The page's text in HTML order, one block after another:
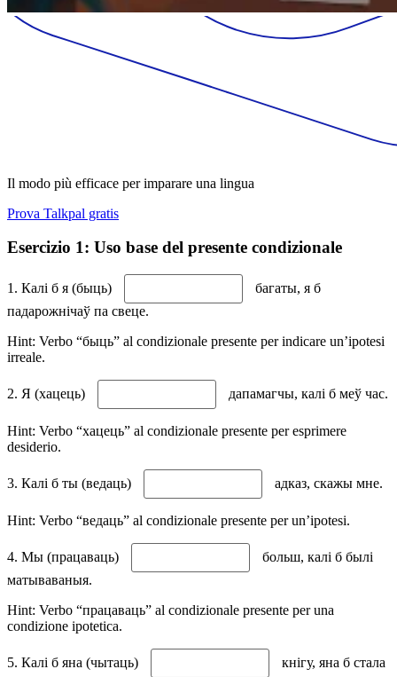
Il modo più efficace per imparare una lingua
Prova Talkpal gratis
Esercizio 1: Uso base del presente condizionale
1. Калі б я (быць)
багаты, я б
падарожнічаў па свеце.
Hint: Verbo “быць” al condizionale presente per indicare un’ipotesi
irreale.
2. Я (хацець) дапамагчы, калі б меў час.
Hint: Verbo “хацець” al condizionale presente per esprimere
desiderio.
3. Калі б ты (ведаць) адказ, скажы мне.
Hint: Verbo “ведаць” al condizionale presente per un’ipotesi.
4. Мы (працаваць)
больш, калі б былі
матываваныя.
Hint: Verbo “працаваць” al condizionale presente per una
condizione ipotetica.
5. Калі б яна (чытаць)
кнігу, яна б стала